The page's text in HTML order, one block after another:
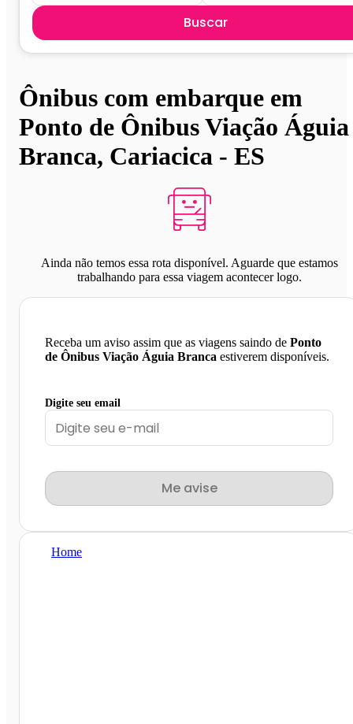
Buscar
Ônibus com embarque em
Ponto de Ônibus Viação Águia
Branca, Cariacica - ES
Ainda não temos essa rota disponível. Aguarde que estamos
trabalhando para essa viagem acontecer logo.
Receba um aviso assim que as viagens saindo de Ponto
de Ônibus Viação Águia Branca estiverem disponíveis.
Digite seu email
Me avise
Home